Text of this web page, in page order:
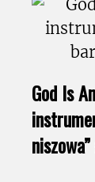
God Is